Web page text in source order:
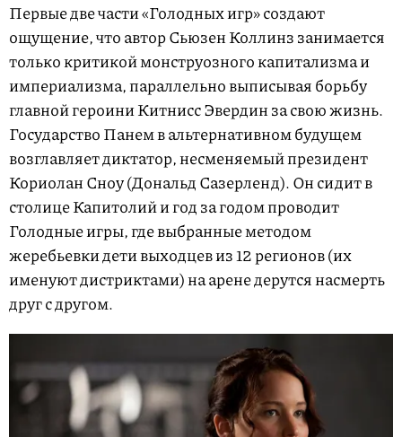
Первые две части «Голодных игр» создают
ощущение, что автор Сьюзен Коллинз занимается
только критикой монструозного капитализма и
империализма, параллельно выписывая борьбу
главной героини Китнисс Эвердин за свою жизнь.
Государство Панем в альтернативном будущем
возглавляет диктатор, несменяемый президент
Кориолан Сноу (Дональд Сазерленд). Он сидит в
столице Капитолий и год за годом проводит
Голодные игры, где выбранные методом
жеребьевки дети выходцев из 12 регионов (их
именуют дистриктами) на арене дерутся насмерть
друг с другом.